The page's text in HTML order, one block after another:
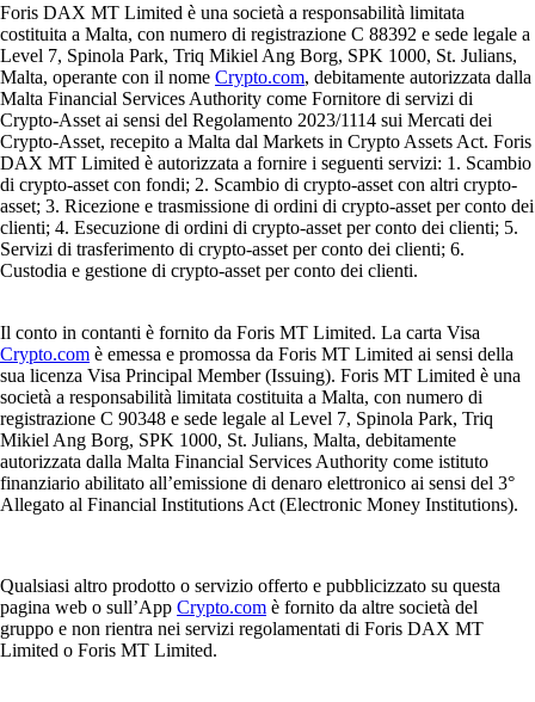
Foris DAX MT Limited è una società a responsabilità limitata
costituita a Malta, con numero di registrazione C 88392 e sede legale a
Level 7, Spinola Park, Triq Mikiel Ang Borg, SPK 1000, St. Julians,
Malta, operante con il nome Crypto.com, debitamente autorizzata dalla
Malta Financial Services Authority come Fornitore di servizi di
Crypto-Asset ai sensi del Regolamento 2023/1114 sui Mercati dei
Crypto-Asset, recepito a Malta dal Markets in Crypto Assets Act. Foris
DAX MT Limited è autorizzata a fornire i seguenti servizi: 1. Scambio
di crypto-asset con fondi; 2. Scambio di crypto-asset con altri crypto-
asset; 3. Ricezione e trasmissione di ordini di crypto-asset per conto dei
clienti; 4. Esecuzione di ordini di crypto-asset per conto dei clienti; 5.
Servizi di trasferimento di crypto-asset per conto dei clienti; 6.
Custodia e gestione di crypto-asset per conto dei clienti.
Il conto in contanti è fornito da Foris MT Limited. La carta Visa
Crypto.com è emessa e promossa da Foris MT Limited ai sensi della
sua licenza Visa Principal Member (Issuing). Foris MT Limited è una
società a responsabilità limitata costituita a Malta, con numero di
registrazione C 90348 e sede legale al Level 7, Spinola Park, Triq
Mikiel Ang Borg, SPK 1000, St. Julians, Malta, debitamente
autorizzata dalla Malta Financial Services Authority come istituto
finanziario abilitato all’emissione di denaro elettronico ai sensi del 3°
Allegato al Financial Institutions Act (Electronic Money Institutions).
Qualsiasi altro prodotto o servizio offerto e pubblicizzato su questa
pagina web o sull’App Crypto.com è fornito da altre società del
gruppo e non rientra nei servizi regolamentati di Foris DAX MT
Limited o Foris MT Limited.